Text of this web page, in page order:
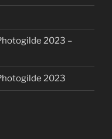
2023 –
2023